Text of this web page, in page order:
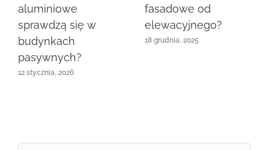
aluminiowe
sprawdzą się w
budynkach
pasywnych?
12 stycznia, 2026
fasadowe od
elewacyjnego?
18 grudnia, 2025